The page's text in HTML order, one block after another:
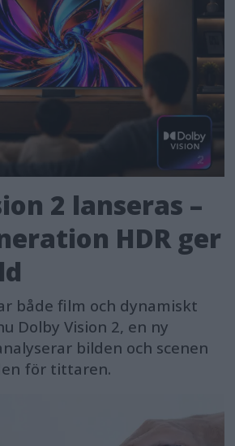
2 lanseras –
HDR ger
både film och dynamiskt
Dolby Vision 2, en ny
bilden och scenen
för tittaren.